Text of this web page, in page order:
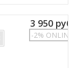
3 950 руб.
-2% ONLINE